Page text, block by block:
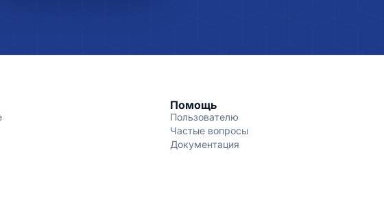
Помощь
Пользователю
Частые вопросы
Документация